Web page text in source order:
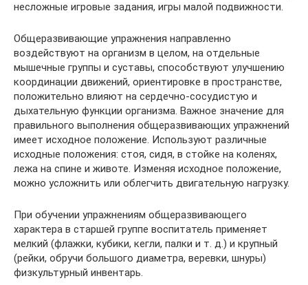
несложные игровые задания, игры малой подвижности.
Общеразвивающие упражнения направленно
воздействуют на организм в целом, на отдельные
мышечные группы и суставы, способствуют улучшению
координации движений, ориентировке в пространстве,
положительно влияют на сердечно-сосудистую и
дыхательную функции организма. Важное значение для
правильного выполнения общеразвивающих упражнений
имеет исходное положение. Используют различные
исходные положения: стоя, сидя, в стойке на коленях,
лежа на спине и животе. Изменяя исходное положение,
можно усложнить или облегчить двигательную нагрузку.
При обучении упражнениям общеразвивающего
характера в старшей группе воспитатель применяет
мелкий (флажки, кубики, кегли, палки и т. д.) и крупный
(рейки, обручи большого диаметра, веревки, шнуры)
физкультурный инвентарь.